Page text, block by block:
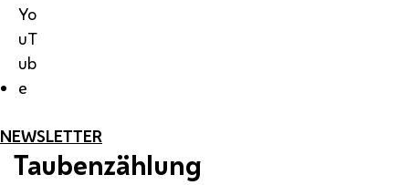
Yo
uT
ub
e
NEWSLETTER
Taubenzählung